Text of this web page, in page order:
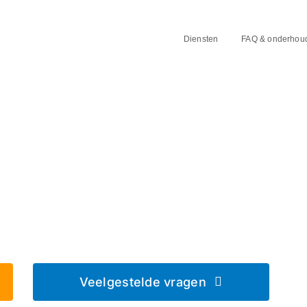
Diensten FAQ &
Veelgestelde vragen